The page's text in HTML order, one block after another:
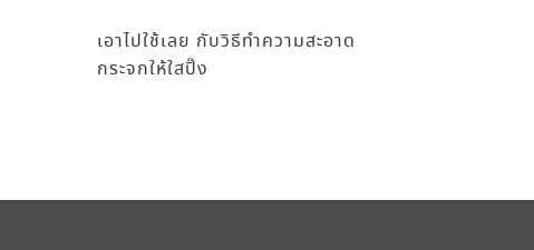
เอาไปใช้เลย กับวิธีทำความสะอาด
กระจกให้ใสปิ๊ง